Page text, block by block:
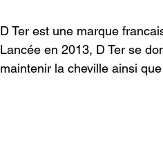
D Ter est une marque
Lancée en 2013, D Ter se
maintenir la cheville ainsi